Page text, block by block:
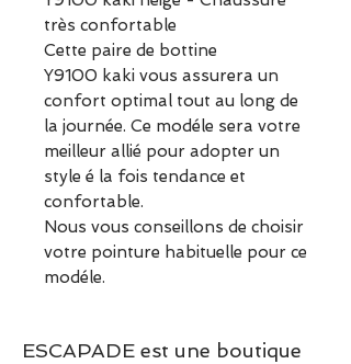
très confortable
Cette paire de bottine
Y9100 kaki vous assurera un
confort optimal tout au long de
la journée. Ce modéle sera votre
meilleur allié pour adopter un
style é la fois tendance et
confortable.
Nous vous conseillons de choisir
votre pointure habituelle pour ce
modéle.
ESCAPADE est une boutique